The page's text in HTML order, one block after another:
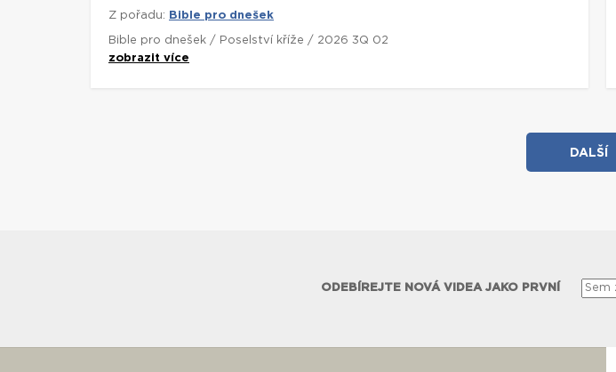
Z pořadu: Bible pro dnešek
Bible pro dnešek / Poselství kříže / 2026 3Q 02
zobrazit více
DALŠÍ
ODEBÍREJTE NOVÁ VIDEA JAKO PRVNÍ